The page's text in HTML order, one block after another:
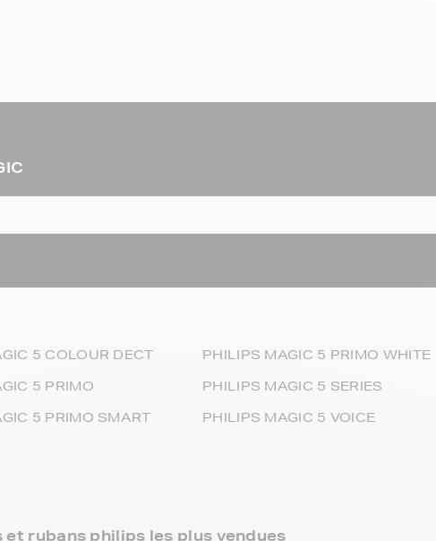
5 COLOUR DECT
5 PRIMO
5 PRIMO SMART
PHILIPS MAGIC 5 PRIMO WHITE
PHILIPS MAGIC 5 SERIES
PHILIPS MAGIC 5 VOICE
rubans philips les plus vendues